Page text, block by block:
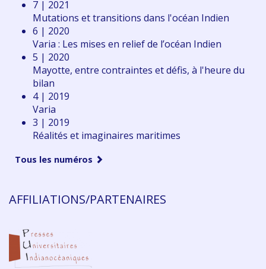
7 | 2021
Mutations et transitions dans l'océan Indien
6 | 2020
Varia : Les mises en relief de l’océan Indien
5 | 2020
Mayotte, entre contraintes et défis, à l'heure du
bilan
4 | 2019
Varia
3 | 2019
Réalités et imaginaires maritimes
Tous les numéros
AFFILIATIONS/PARTENAIRES